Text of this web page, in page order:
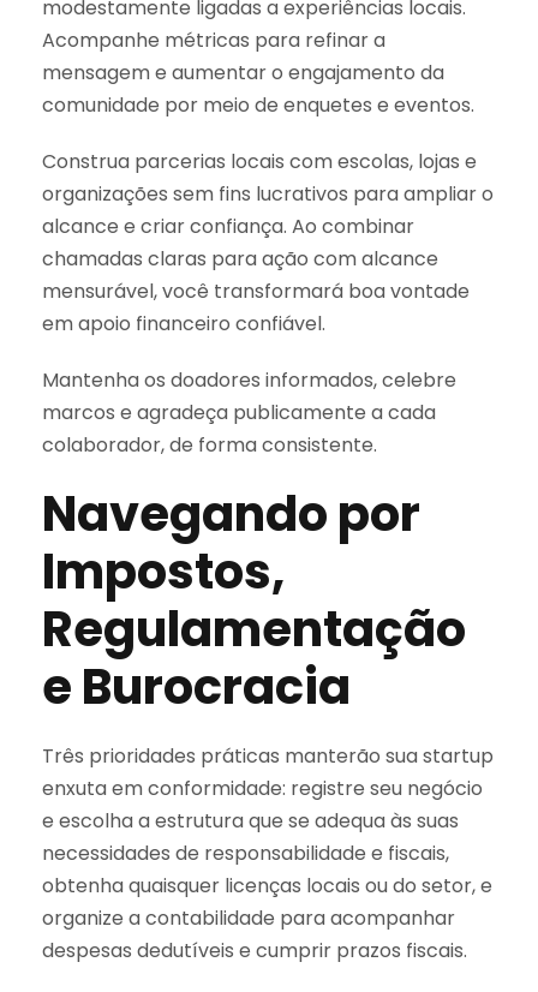
modestamente ligadas a experiências locais.
Acompanhe métricas para refinar a
mensagem e aumentar o engajamento da
comunidade por meio de enquetes e eventos.
Construa parcerias locais com escolas, lojas e
organizações sem fins lucrativos para ampliar o
alcance e criar confiança. Ao combinar
chamadas claras para ação com alcance
mensurável, você transformará boa vontade
em apoio financeiro confiável.
Mantenha os doadores informados, celebre
marcos e agradeça publicamente a cada
colaborador, de forma consistente.
Navegando por
Impostos,
Regulamentação
e Burocracia
Três prioridades práticas manterão sua startup
enxuta em conformidade: registre seu negócio
e escolha a estrutura que se adequa às suas
necessidades de responsabilidade e fiscais,
obtenha quaisquer licenças locais ou do setor, e
organize a contabilidade para acompanhar
despesas dedutíveis e cumprir prazos fiscais.